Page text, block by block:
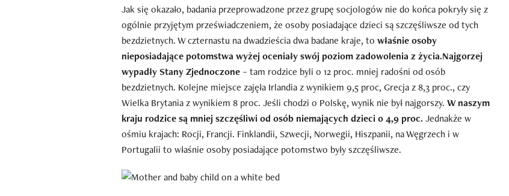
Jak się okazało, badania przeprowadzone przez grupę socjologów nie do końca pokryły się z
ogólnie przyjętym przeświadczeniem, że osoby posiadające dzieci są szczęśliwsze od tych
bezdzietnych. W czternastu na dwadzieścia dwa badane kraje, to właśnie osoby
nieposiadające potomstwa wyżej oceniały swój poziom zadowolenia z życia.Najgorzej
wypadły Stany Zjednoczone – tam rodzice byli o 12 proc. mniej radośni od osób
bezdzietnych. Kolejne miejsce zajęła Irlandia z wynikiem 9,5 proc, Grecja z 8,3 proc., czy
Wielka Brytania z wynikiem 8 proc. Jeśli chodzi o Polskę, wynik nie był najgorszy. W naszym
kraju rodzice są mniej szczęśliwi od osób niemających dzieci o 4,9 proc. Jednakże w
ośmiu krajach: Rocji, Francji. Finklandii, Szwecji, Norwegii, Hiszpanii, na Węgrzech i w
Portugalii to właśnie osoby posiadające potomstwo były szczęśliwsze.